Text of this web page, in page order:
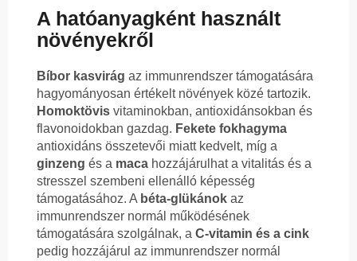
A hatóanyagként használt
növényekről
Bíbor kasvirág az immunrendszer támogatására
hagyományosan értékelt növények közé tartozik.
Homoktövis vitaminokban, antioxidánsokban és
flavonoidokban gazdag. Fekete fokhagyma
antioxidáns összetevői miatt kedvelt, míg a
ginzeng és a maca hozzájárulhat a vitalitás és a
stresszel szembeni ellenálló képesség
támogatásához. A béta-glükánok az
immunrendszer normál működésének
támogatására szolgálnak, a C-vitamin és a cink
pedig hozzájárul az immunrendszer normál